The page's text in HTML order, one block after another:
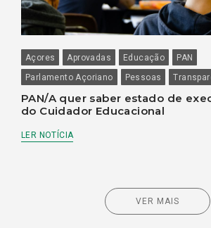
Açores Aprovadas Educação
PAN
Parlamento Açoriano
Pessoas
PAN/A quer saber estado de
do Cuidador Educacional
LER NOTÍCIA
VER MAIS